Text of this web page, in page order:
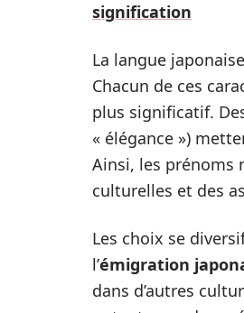
signification
La langue
Chacun de ces
plus significatif.
« élégance »)
Ainsi, les prénoms
culturelles et des
Les choix se
l’émigration
dans d’autres